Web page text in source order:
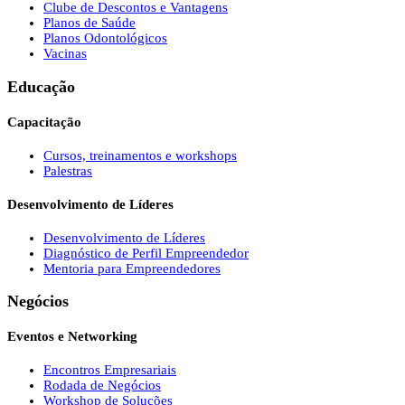
Clube de Descontos e Vantagens
Planos de Saúde
Planos Odontológicos
Vacinas
Educação
Capacitação
Cursos, treinamentos e workshops
Palestras
Desenvolvimento de Líderes
Desenvolvimento de Líderes
Diagnóstico de Perfil Empreendedor
Mentoria para Empreendedores
Negócios
Eventos e Networking
Encontros Empresariais
Rodada de Negócios
Workshop de Soluções